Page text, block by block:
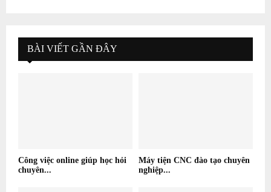
BÀI VIẾT GẦN ĐÂY
Công việc online giúp học hỏi
chuyên...
Máy tiện CNC đào tạo chuyên
nghiệp...